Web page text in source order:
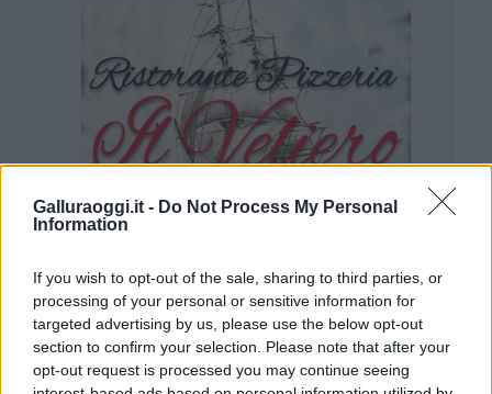
Galluraoggi.it - Do Not Process My Personal
Information
If you wish to opt-out of the sale, sharing to third parties, or
processing of your personal or sensitive information for
targeted advertising by us, please use the below opt-out
section to confirm your selection. Please note that after your
opt-out request is processed you may continue seeing